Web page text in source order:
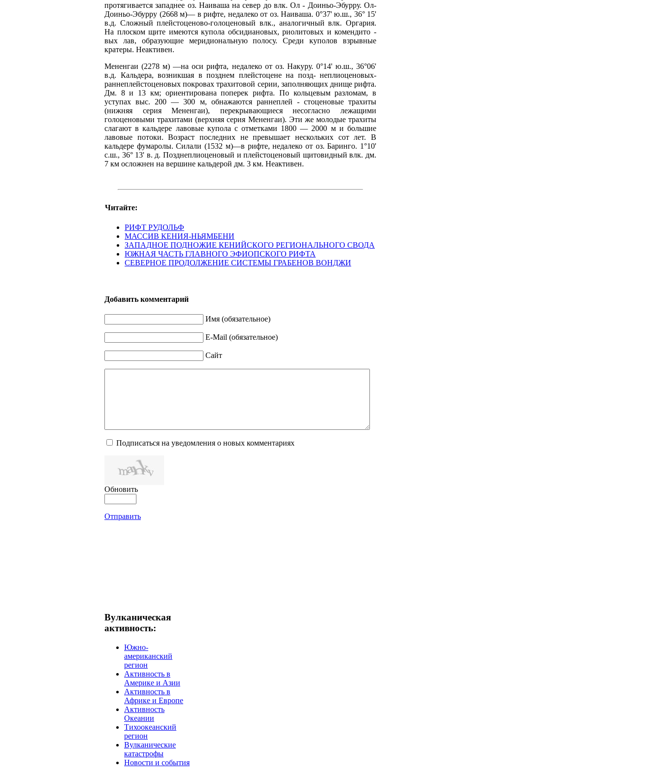
протягивается западнее оз. Наиваша на север до влк. Ол - Доиньо-Эбурру. Ол-
Доиньо-Эбурру (2668 м)— в рифте, недалеко от оз. Наиваша. 0°37' ю.ш., 36° 15'
в.д. Сложный плейстоценово-голоценовый влк., аналогичный влк. Оргария.
На плоском щите имеются купола обсидиановых, риолитовых и комендито -
вых лав, образующие меридиональную полосу. Среди куполов взрывные
кратеры. Неактивен.
Мененгаи (2278 м) —на оси рифта, недалеко от оз. Накуру. 0°14' ю.ш., 36°06'
в.д. Кальдера, возникшая в позднем плейстоцене на позд- неплиоценовых-
раннеплейстоценовых покровах трахитовой серии, заполняющих днище рифта.
Дм. 8 и 13 км; ориентирована поперек рифта. По кольцевым разломам, в
уступах выс. 200 — 300 м, обнажаются раннеплей - стоценовые трахиты
(нижняя серия Мененгаи), перекрывающиеся несогласно лежащими
голоценовыми трахитами (верхняя серия Мененгаи). Эти же молодые трахиты
слагают в кальдере лавовые купола с отметками 1800 — 2000 м и большие
лавовые потоки. Возраст последних не превышает нескольких сот лет. В
кальдере фумаролы. Силали (1532 м)—в рифте, недалеко от оз. Баринго. 1°10'
с.ш., 36° 13' в. д. Позднеплиоценовый и плейстоценовый щитовидный влк. дм.
7 км осложнен на вершине кальдерой дм. 3 км. Неактивен.
Читайте:
РИФТ РУДОЛЬФ
МАССИВ КЕНИЯ-НЬЯМБЕНИ
ЗАПАДНОЕ ПОДНОЖИЕ КЕНИЙСКОГО РЕГИОНАЛЬНОГО СВОДА
ЮЖНАЯ ЧАСТЬ ГЛАВНОГО ЭФИОПСКОГО РИФТА
СЕВЕРНОЕ ПРОДОЛЖЕНИЕ СИСТЕМЫ ГРАБЕНОВ ВОНДЖИ
Добавить комментарий
Имя (обязательное)
E-Mail (обязательное)
Сайт
Подписаться на уведомления о новых комментариях
Обновить
Отправить
Вулканическая
активность:
Южно-
американский
регион
Активность в
Америке и Азии
Активность в
Африке и Европе
Активность
Океании
Тихоокеанский
регион
Вулканические
катастрофы
Новости и события